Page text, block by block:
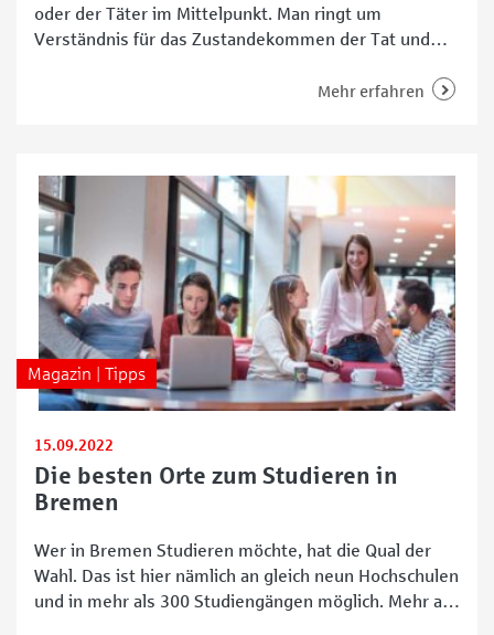
oder der Täter im Mittelpunkt. Man ringt um
Verständnis für das Zustandekommen der Tat und
der Strafe den Weg zurück in die Gesellschaft findet.
Mehr erfahren
Magazin | Tipps
15.09.2022
Die besten Orte zum Studieren in
Bremen
Wer in Bremen Studieren möchte, hat die Qual der
Wahl. Das ist hier nämlich an gleich neun Hochschulen
und in mehr als 300 Studiengängen möglich. Mehr als